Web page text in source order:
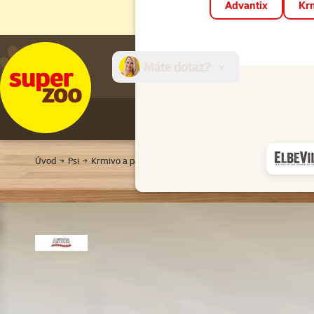
Advantix
Úvod Psi Krmivo a pamlsky Pro dospělé psy